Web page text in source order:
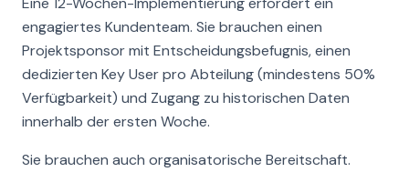
engagiertes Kundenteam. Sie brauchen einen
Projektsponsor mit Entscheidungsbefugnis, einen
dedizierten Key User pro Abteilung (mindestens 50%
Verfügbarkeit) und Zugang zu historischen Daten
innerhalb der ersten Woche.
Sie brauchen auch organisatorische Bereitschaft.